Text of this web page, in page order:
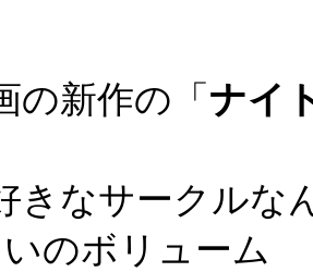
の新作の「 ナイ
きなサークルな
のボリューム